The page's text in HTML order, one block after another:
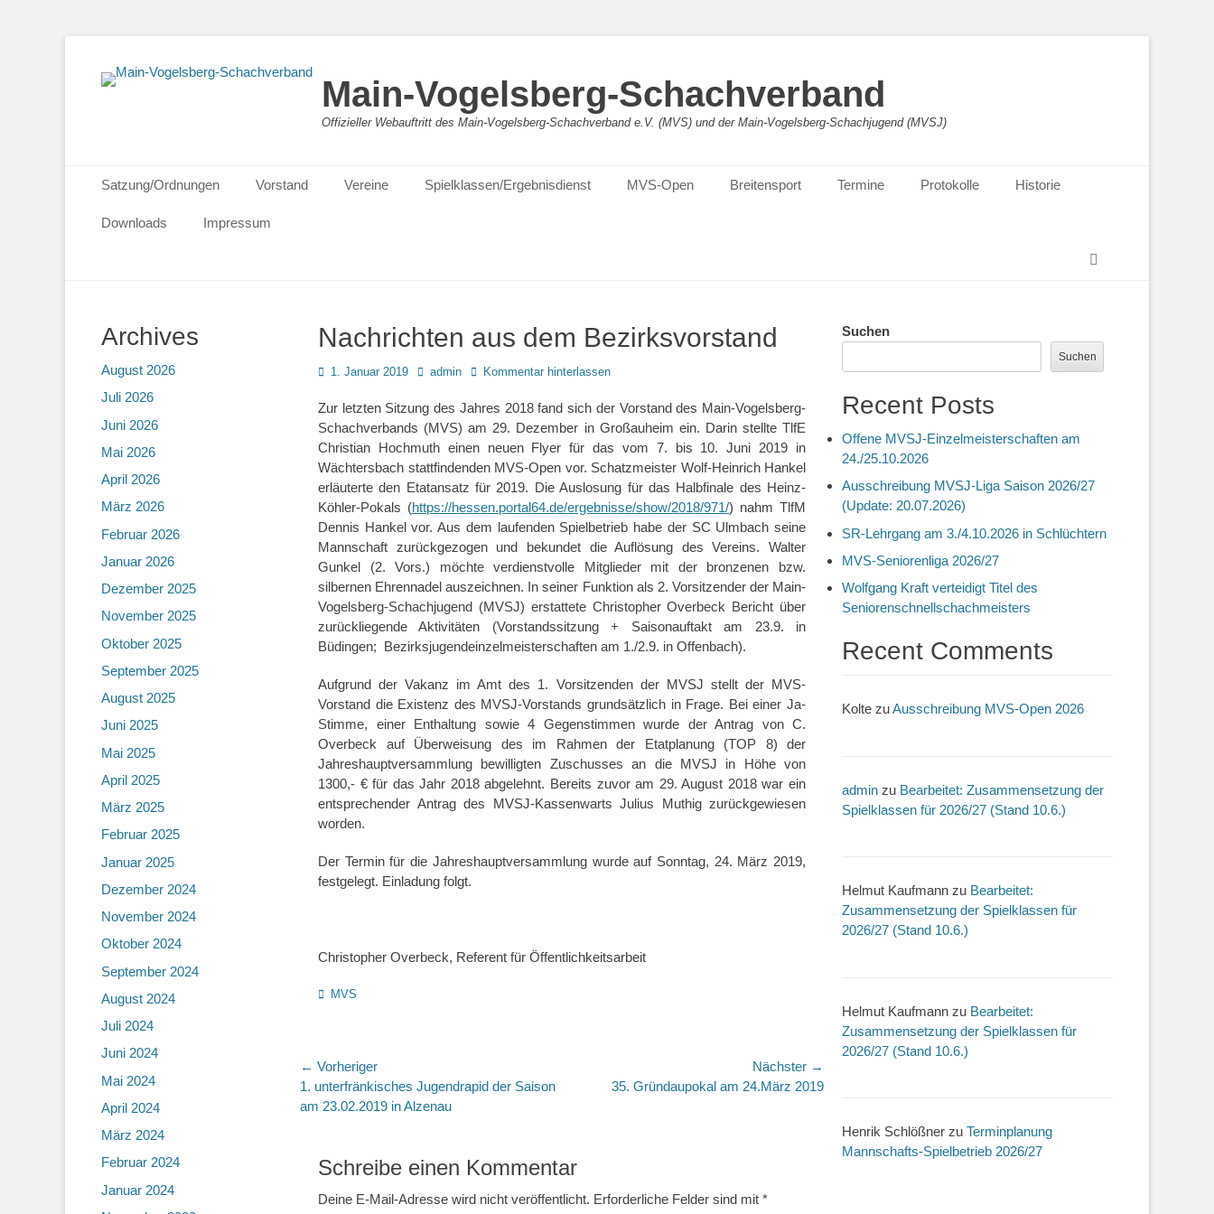
Main-Vogelsberg-Schachverband
Offizieller Webauftritt des Main-Vogelsberg-Schachverband e.V. (MVS) und der Main-Vogelsberg-Schachjugend (MVSJ)
Primäres Menü
Inhalt
springen
Satzung/Ordnungen Vorstand Vereine Spielklassen/Ergebnisdienst MVS-Open Breitensport Termine Protokolle Historie
Downloads
Impressum
Nachrichten aus dem Bezirksvorstand
Posted
1. Januar 2019 Autoradmin Kommentar hinterlassen
Zur letzten Sitzung des Jahres 2018 fand sich der Vorstand des Main-Vogelsberg-
Schachverbands (MVS) am 29. Dezember in Großauheim ein. Darin stellte TlfE
Christian Hochmuth einen neuen Flyer für das vom 7. bis 10. Juni 2019 in
Wächtersbach stattfindenden MVS-Open vor. Schatzmeister Wolf-Heinrich Hankel
erläuterte den Etatansatz für 2019. Die Auslosung für das Halbfinale des Heinz-
Köhler-Pokals (https://hessen.portal64.de/ergebnisse/show/2018/971/) nahm TlfM
Dennis Hankel vor. Aus dem laufenden Spielbetrieb habe der SC Ulmbach seine
Mannschaft zurückgezogen und bekundet die Auflösung des Vereins. Walter
Gunkel (2. Vors.) möchte verdienstvolle Mitglieder mit der bronzenen bzw.
silbernen Ehrennadel auszeichnen. In seiner Funktion als 2. Vorsitzender der Main-
Vogelsberg-Schachjugend (MVSJ) erstattete Christopher Overbeck Bericht über
zurückliegende Aktivitäten (Vorstandssitzung + Saisonauftakt am 23.9. in
Büdingen; Bezirksjugendeinzelmeisterschaften am 1./2.9. in Offenbach).
Aufgrund der Vakanz im Amt des 1. Vorsitzenden der MVSJ stellt der MVS-
Vorstand die Existenz des MVSJ-Vorstands grundsätzlich in Frage. Bei einer Ja-
Stimme, einer Enthaltung sowie 4 Gegenstimmen wurde der Antrag von C.
Overbeck auf Überweisung des im Rahmen der Etatplanung (TOP 8) der
Jahreshauptversammlung bewilligten Zuschusses an die MVSJ in Höhe von
1300,- € für das Jahr 2018 abgelehnt. Bereits zuvor am 29. August 2018 war ein
entsprechender Antrag des MVSJ-Kassenwarts Julius Muthig zurückgewiesen
worden.
Der Termin für die Jahreshauptversammlung wurde auf Sonntag, 24. März 2019,
festgelegt. Einladung folgt.
Christopher Overbeck, Referent für Öffentlichkeitsarbeit
Kategorien
MVS
Beitragsnavigation
← Vorheriger
Vorheriger
Beitrag:
1. unterfränkisches Jugendrapid der Saison
am 23.02.2019 in Alzenau
Nächster →
Nächster35. Gründaupokal am 24.März 2019
Schreibe einen Kommentar
Deine E-Mail-Adresse wird nicht veröffentlicht. Erforderliche Felder sind mit *
Suchen
Suchen
Recent Posts
Offene MVSJ-Einzelmeisterschaften am
24./25.10.2026
Ausschreibung MVSJ-Liga Saison 2026/27
(Update: 20.07.2026)
SR-Lehrgang am 3./4.10.2026 in Schlüchtern
MVS-Seniorenliga 2026/27
Wolfgang Kraft verteidigt Titel des
Seniorenschnellschachmeisters
Recent Comments
Kolte zuAusschreibung MVS-Open 2026
admin zu Bearbeitet: Zusammensetzung der
Spielklassen für 2026/27 (Stand 10.6.)
Helmut Kaufmann zu Bearbeitet:
Zusammensetzung der Spielklassen für
2026/27 (Stand 10.6.)
Helmut Kaufmann zu Bearbeitet:
Zusammensetzung der Spielklassen für
2026/27 (Stand 10.6.)
Henrik Schlößner zu Terminplanung
Mannschafts-Spielbetrieb 2026/27
Archives
August 2026
Juli 2026
Juni 2026
Mai 2026
April 2026
März 2026
Februar 2026
Januar 2026
Dezember 2025
November 2025
Oktober 2025
September 2025
August 2025
Juni 2025
Mai 2025
April 2025
März 2025
Februar 2025
Januar 2025
Dezember 2024
November 2024
Oktober 2024
September 2024
August 2024
Juli 2024
Juni 2024
Mai 2024
April 2024
März 2024
Februar 2024
Januar 2024